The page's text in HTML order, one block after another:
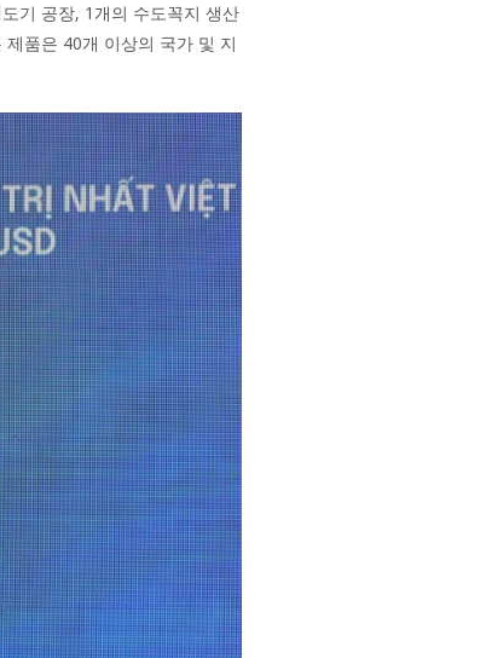
기 공장, 1개의 수도꼭지 생산
품은 40개 이상의 국가 및 지